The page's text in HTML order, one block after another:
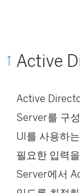
Active
Active
Server를 구
UI를 사용하
필요한 입력
Server에서